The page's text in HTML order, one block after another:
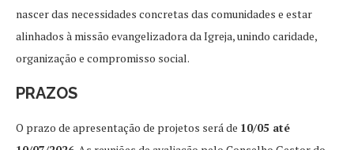
nascer das necessidades concretas das comunidades e estar
alinhados à missão evangelizadora da Igreja, unindo caridade,
organização e compromisso social.
PRAZOS
O prazo de apresentação de projetos será de 10/05 até